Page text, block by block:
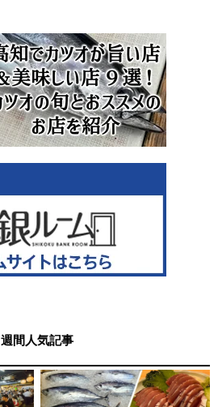
週間人気記事